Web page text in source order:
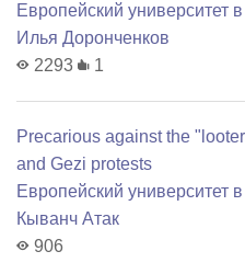
Европейский университет
Илья Доронченков
2293
1
Precarious against the
and Gezi protests
Европейский университет
Кыванч Атак
906